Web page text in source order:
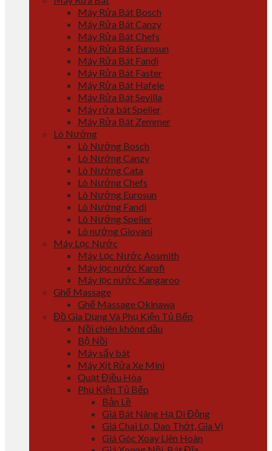
Máy Rửa Bát Bosch
Máy Rửa Bát Canzy
Máy Rửa Bát Chefs
Máy Rửa Bát Eurosun
Máy Rửa Bát Fandi
Máy Rửa Bát Faster
Máy Rửa Bát Hafele
Máy Rửa Bát Sevilla
Máy rửa bát Spelier
Máy Rửa Bát Zemmer
Lò Nướng
Lò Nướng Bosch
Lò Nướng Canzy
Lò Nướng Cata
Lò Nướng Chefs
Lò Nướng Eurosun
Lò Nướng Fandi
Lò Nướng Spelier
Lò nướng Giovani
Máy Lọc Nước
Máy Lọc Nước Aosmith
Máy lọc nước Karofi
Máy lọc nước Kangaroo
Ghế Massage
Ghế Massage Okinawa
Đồ Gia Dụng Và Phụ Kiện Tủ Bếp
Nồi chiên không dầu
Bộ Nồi
Máy sấy bát
Máy Xịt Rửa Xe Mini
Quạt Điều Hòa
Phụ Kiện Tủ Bếp
Bản Lề
Giá Bát Nâng Hạ Di Động
Giá Chai Lọ, Dao Thớt, Gia Vị
Giá Góc Xoay Liên Hoàn